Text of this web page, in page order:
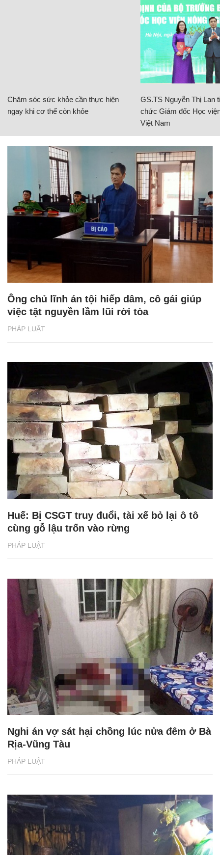
Chăm sóc sức khỏe cần thực hiện
ngay khi cơ thể còn khỏe
GS.TS Nguyễn Thị Lan
chức Giám đốc Học
Việt Nam
PHÁP LUẬT
Ông chủ lĩnh án tội hiếp dâm, cô gái giúp
việc tật nguyền lầm lũi rời tòa
PHÁP LUẬT
Huế: Bị CSGT truy đuổi, tài xế bỏ lại ô tô
cùng gỗ lậu trốn vào rừng
PHÁP LUẬT
Nghi án vợ sát hại chồng lúc nửa đêm ở Bà
Rịa-Vũng Tàu